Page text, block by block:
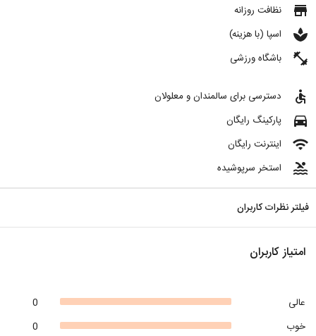
store نظافت روزانه
spa اسپا (با هزینه)
fitness_center باشگاه ورزشی
accessible دسترسی برای سالمندان و معلولان
directions_car پارکینگ رایگان
wifi اینترنت رایگان
pool استخر سرپوشیده
فیلتر نظرات کاربران
امتیاز کاربران
0
عالی
0
خوب